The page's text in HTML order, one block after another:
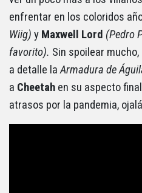
enfrentar en los coloridos
Wiig) y Maxwell Lord (Pedro
favorito). Sin spoilear
a detalle laArmadura de
a Cheetah en su aspecto
atrasos por la pandemia,